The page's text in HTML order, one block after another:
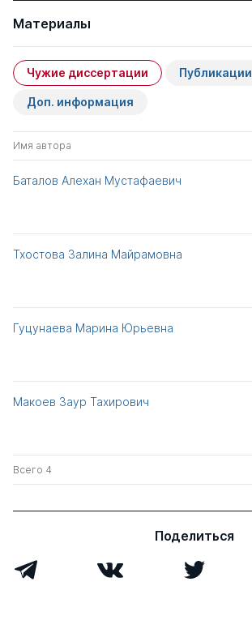
Материалы
Чужие диссертации Публикации
Доп. информация
Имя автора
Баталов Алехан Мустафаевич
Тхостова Залина Майрамовна
Гуцунаева Марина Юрьевна
Макоев Заур Тахирович
Всего 4
Поделиться